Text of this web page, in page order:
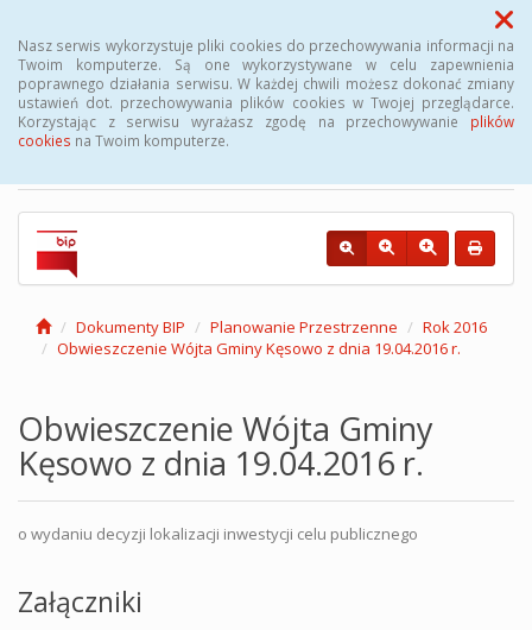
Nasz serwis wykorzystuje pliki cookies do przechowywania informacji na
Twoim komputerze. Są one wykorzystywane w celu zapewnienia
poprawnego działania serwisu. W każdej chwili możesz dokonać zmiany
ustawień dot. przechowywania plików cookies w Twojej przeglądarce.
Korzystając z serwisu wyrażasz zgodę na przechowywanie plików
cookies na Twoim komputerze.
Menu
Biuletyn Informacji
Publicznej Gminy Kęsowo
Dokumenty BIP Planowanie Przestrzenne
Rok 2016
Obwieszczenie Wójta Gminy Kęsowo z dnia 19.04.2016 r.
Obwieszczenie Wójta Gminy
Kęsowo z dnia 19.04.2016 r.
o wydaniu decyzji lokalizacji inwestycji celu publicznego
Załączniki